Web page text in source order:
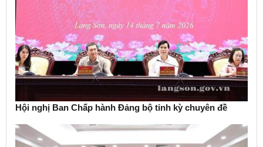
Hội nghị Ban Chấp hành Đảng bộ tỉnh kỳ chuyên đề